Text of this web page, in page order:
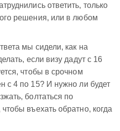
ответить, только
решения, или в любом
мы сидели, как на
если визу дадут с 16
чтобы в срочном
с 4 по 15? И нужно ли будет
болтаться по
въехать обратно, когда